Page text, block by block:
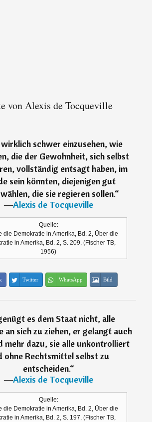
von Alexis de Tocqueville
schwer einzusehen, wie
die der Gewohnheit, sich selbst
vollständig entsagt haben, im
sein könnten, diejenigen gut
die sie regieren sollen.“
―Alexis de Tocqueville
Quelle:
die Demokratie in Amerika, Bd. 2, Über die
in Amerika, Bd. 2, S. 209, (Fischer TB,
1956)
Twitter WhatsApp Bild
es dem Staat nicht, alle
an sich zu ziehen, er gelangt auch
mehr dazu, sie alle unkontrolliert
ohne Rechtsmittel selbst zu
entscheiden.“
―Alexis de Tocqueville
Quelle:
die Demokratie in Amerika, Bd. 2, Über die
in Amerika, Bd. 2, S. 197, (Fischer TB,